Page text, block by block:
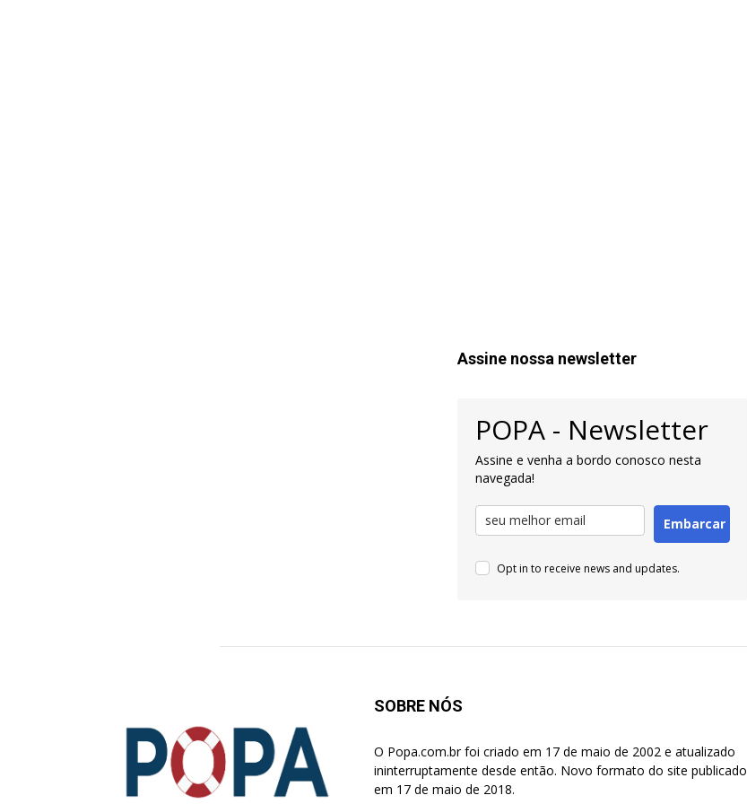
Assine nossa newsletter
POPA - Newsletter
Assine e venha a bordo conosco nesta
navegada!
Embarcar
Opt in to receive news and updates.
SOBRE NÓS
O Popa.com.br foi criado em 17 de maio de 2002 e atualizado
ininterruptamente desde então. Novo formato do site publicado
em 17 de maio de 2018.